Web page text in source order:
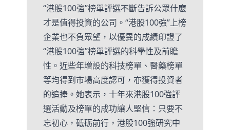
“港股100強”榜單評選不斷告訴公眾什麽
才是值得投資的公司。“港股100強”上榜
企業也不負眾望，以優異的成績印證了
“港股100強”榜單評選的科學性及前瞻
性。近些年增設的科技榜單、醫藥榜單
等均得到市場高度認可，亦獲得投資者
的追捧。她表示，十年來港股100強評
選活動及榜單的成功讓人堅信：只要不
忘初心，砥砺前行，港股100強研究中